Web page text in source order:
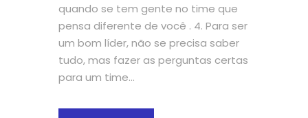
quando se tem gente no time que
pensa diferente de você . 4. Para ser
um bom líder, não se precisa saber
tudo, mas fazer as perguntas certas
para um time...